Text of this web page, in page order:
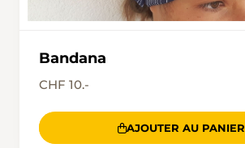
Bandana
CHF 10.-
AJOUTER AU PANIER